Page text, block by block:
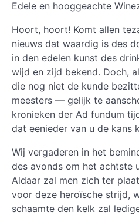
Edele en hooggeachte
Hoort, hoort! Komt allen
nieuws dat waardig is des
in den edelen kunst des
wijd en zijd bekend. Doch,
die nog niet de kunde
meesters — gelijk te
kronieken der Ad fundum
dat eenieder van u de kans
Wij vergaderen in het
des avonds om het achtste
Aldaar zal men zich ter
voor deze heroïsche strijd,
schaamte den kelk zal